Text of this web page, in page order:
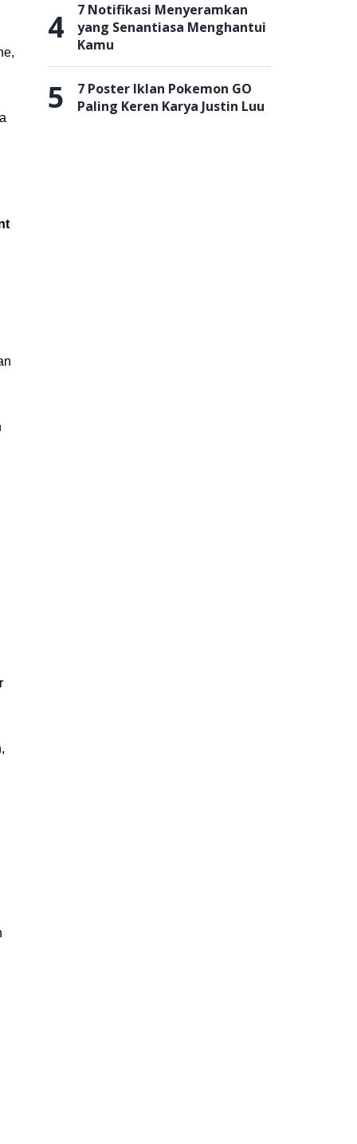
4
7 Notifikasi Menyeramkan
yang Senantiasa Menghantui
Kamu
5
7 Poster Iklan Pokemon GO
Paling Keren Karya Justin Luu